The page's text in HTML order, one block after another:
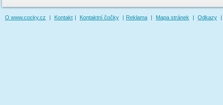
O www.cocky.cz | Kontakt | Kontaktní čočky | Reklama | Mapa stránek | Odkazy |